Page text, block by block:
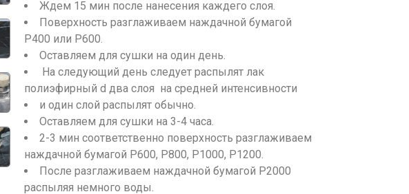
Ждем 15 мин после нанесения каждего слоя.
Поверхность разглаживаем наждачной бумагой
P400 или P600.
Оставляем для сушки на один день.
На следующий день следует распылят лак
полиэфирный d два слоя на средней интенсивности
и один слой распылят обычно.
Оставляем для сушки на 3-4 часа.
2-3 мин соответственно поверхность разглаживаем
наждачной бумагой P600, P800, P1000, P1200.
После разглаживаем наждачной бумагой P2000
распыляя немного воды.